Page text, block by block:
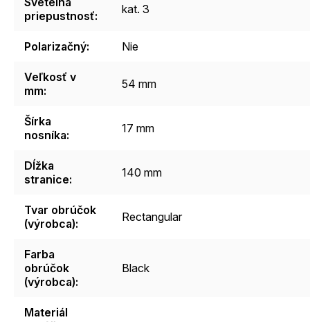
priepustnosť: kat. 3
Polarizačný: Nie
Veľkosť v
mm: 54 mm
Šírka
nosníka: 17 mm
Dĺžka
stranice: 140 mm
Tvar obrúčok
(výrobca): Rectangular
Farba
obrúčok
(výrobca):
Black
Materiál